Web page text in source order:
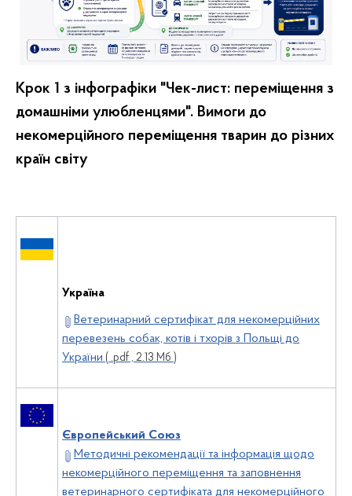
Крок 1 з інфографіки "Чек-лист: переміщення з
домашніми улюбленцями". Вимоги до
некомерційного переміщення тварин до різних
країн світу
Україна
Ветеринарний сертифікат для некомерційних
перевезень собак, котів і тхорів з Польщі до
України ( .pdf , 2.13 Мб )
Європейський Союз
Методичні рекомендації та інформація щодо
некомерційного переміщення та заповнення
ветеринарного сертифіката для некомерційного